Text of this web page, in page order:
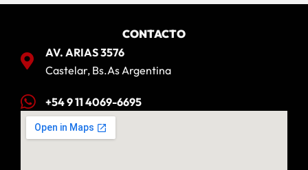
CONTACTO
AV. ARIAS 3576
Castelar, Bs.As Argentina
+54 9 11 4069-6695